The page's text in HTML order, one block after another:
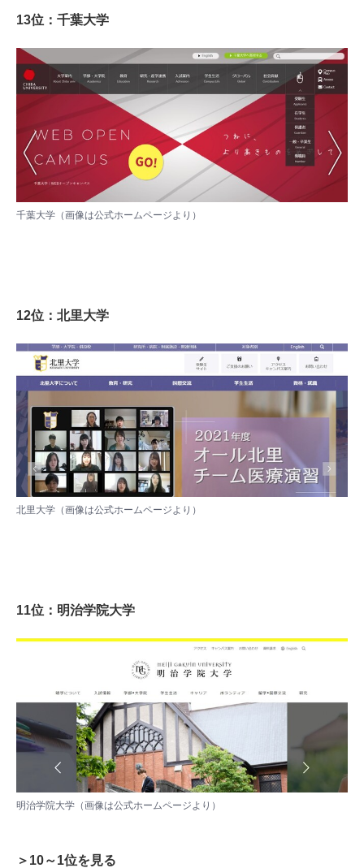
13位：千葉大学
千葉大学（画像は公式ホームページより）
12位：北里大学
北里大学（画像は公式ホームページより）
11位：明治学院大学
明治学院大学（画像は公式ホームページより）
＞10～1位を見る